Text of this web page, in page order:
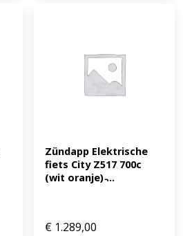
Zündapp Elektrische
fiets City Z517 700c
(wit oranje) ̵...
€ 1.289,00